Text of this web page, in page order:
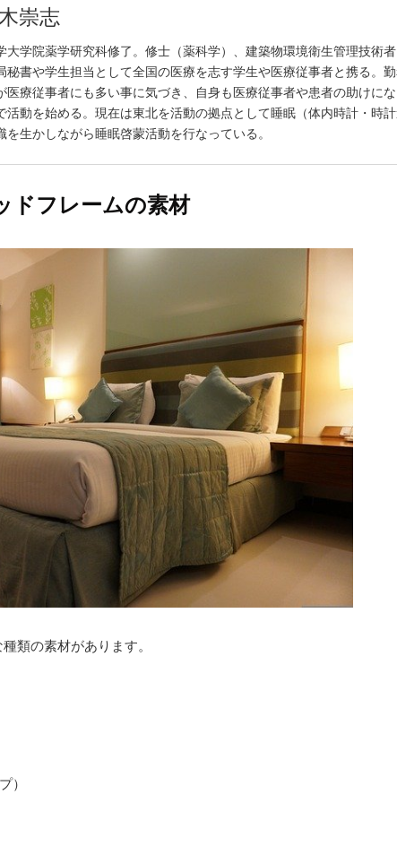
崇志
大学院薬学研究科修了。修士（薬科学）、建築物環境衛生管理技術
秘書や学生担当として全国の医療を志す学生や医療従事者と携る。
医療従事者にも多い事に気づき、自身も医療従事者や患者の助けに
活動を始める。現在は東北を活動の拠点として睡眠（体内時計・時
を生かしながら睡眠啓蒙活動を行なっている。
ドフレームの素材
類の素材があります。
）